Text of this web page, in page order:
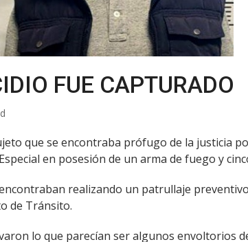
FUE CAPTURADO
que se encontraba prófugo de la justicia
en posesión de un arma de fuego y
realizando un patrullaje
de Tránsito.
lo que parecían ser algunos envoltorios